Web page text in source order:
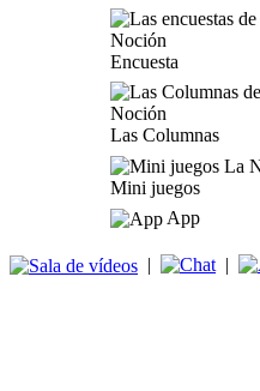
Encuesta
Las Columnas
Mini juegos
App
| |